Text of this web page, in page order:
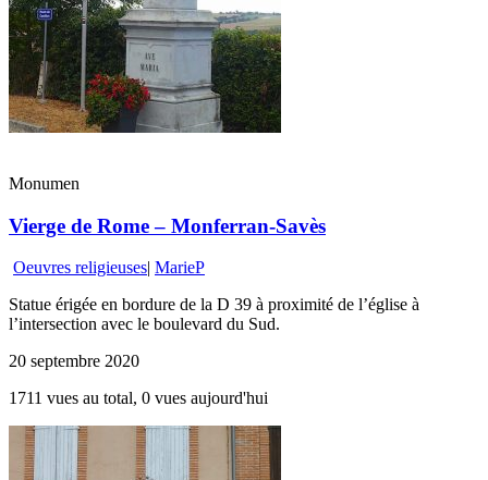
Monumen
Vierge de Rome – Monferran-Savès
Oeuvres religieuses| MarieP
Statue érigée en bordure de la D 39 à proximité de l’église à
l’intersection avec le boulevard du Sud.
20 septembre 2020
1711 vues au total, 0 vues aujourd'hui